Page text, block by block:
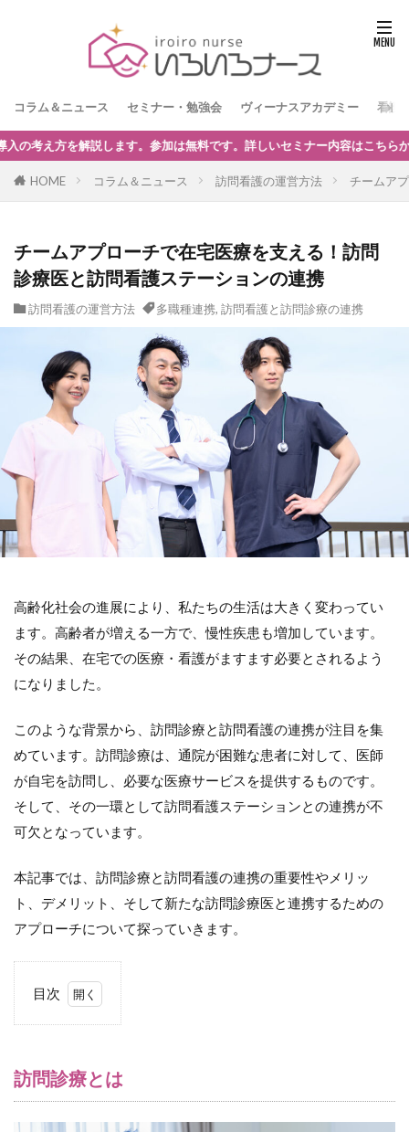
コラム＆ニュース セミナー・勉強会 ヴィーナスアカデミー 看護
ナー内容はこちらからどうぞ。
HOME コラム＆ニュース 訪問看護の運営方法 チームア
チームアプローチで在宅医療を支える！訪問
診療医と訪問看護ステーションの連携
訪問看護の運営方法 多職種連携, 訪問看護と訪問診療の連携
高齢化社会の進展により、私たちの生活は大きく変わってい
ます。高齢者が増える一方で、慢性疾患も増加しています。
その結果、在宅での医療・看護がますます必要とされるよう
になりました。
このような背景から、訪問診療と訪問看護の連携が注目を集
めています。訪問診療は、通院が困難な患者に対して、医師
が自宅を訪問し、必要な医療サービスを提供するものです。
そして、その一環として訪問看護ステーションとの連携が不
可欠となっています。
本記事では、訪問診療と訪問看護の連携の重要性やメリッ
ト、デメリット、そして新たな訪問診療医と連携するための
アプローチについて探っていきます。
目次
診
療
と
は
訪問診療とは